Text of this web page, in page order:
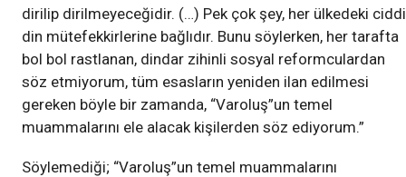
dirilip dirilmeyeceğidir. (…) Pek çok şey, her ülkedeki ciddi
din mütefekkirlerine bağlıdır. Bunu söylerken, her tarafta
bol bol rastlanan, dindar zihinli sosyal reformculardan
söz etmiyorum, tüm esasların yeniden ilan edilmesi
gereken böyle bir zamanda, “Varoluş”un temel
muammalarını ele alacak kişilerden söz ediyorum.”
Söylemediği; “Varoluş”un temel muammalarını